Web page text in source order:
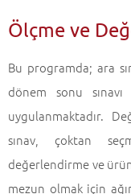
Ölçme ve
Bu programda; ara
dönem sonu
uygulanmaktadır.
sınav, çoktan
değerlendirme ve
mezun olmak için